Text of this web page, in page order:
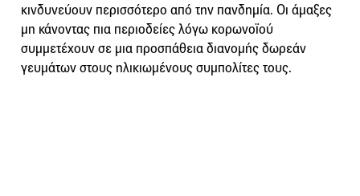
κινδυνεύουν περισσότερο από την πανδημία. Οι άμαξες
μη κάνοντας πια περιοδείες λόγω κορωνοϊού
συμμετέχουν σε μια προσπάθεια διανομής δωρεάν
γευμάτων στους ηλικιωμένους συμπολίτες τους.